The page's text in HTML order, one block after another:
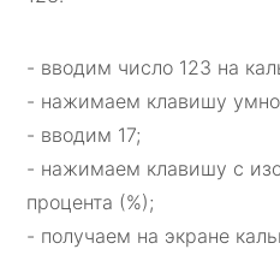
- вводим число 123 на
- нажимаем клавишу
- вводим 17;
- нажимаем клавишу с
процента (%);
- получаем на экране